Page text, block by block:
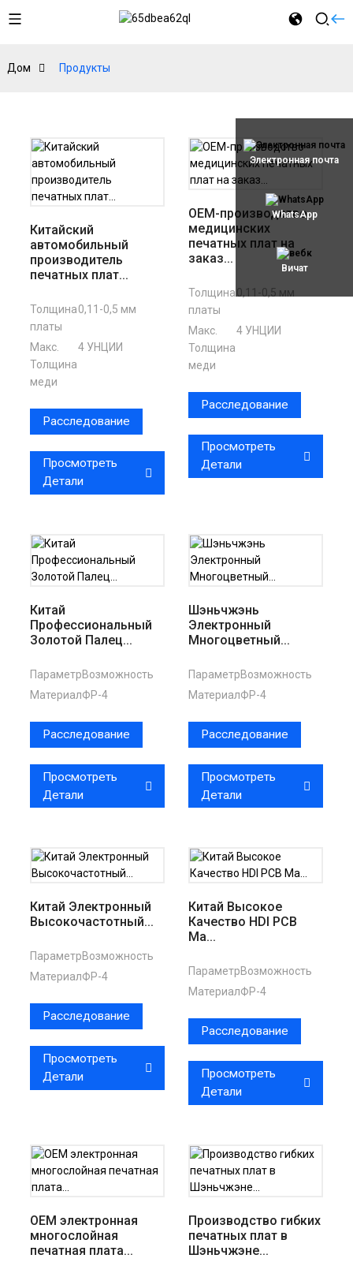
Электронная почта
WhatsApp
Вичат
Дом Продукты
Китайский
автомобильный
производитель
печатных плат...
Толщина
платы
0,11-0,5 мм
Макс.
Толщина
меди
4 УНЦИИ
Расследование
Просмотреть
Детали
OEM-производство
медицинских
печатных плат на
заказ...
Толщина
платы
0,11-0,5 мм
Макс.
Толщина
меди
4 УНЦИИ
Расследование
Просмотреть
Детали
Китай
Профессиональный
Золотой Палец...
ПараметрВозможность
МатериалФР-4
Расследование
Просмотреть
Детали
Шэньчжэнь
Электронный
Многоцветный...
ПараметрВозможность
МатериалФР-4
Расследование
Просмотреть
Детали
Китай Электронный
Высокочастотный...
ПараметрВозможность
МатериалФР-4
Расследование
Просмотреть
Детали
Китай Высокое
Качество HDI PCB
Ма...
ПараметрВозможность
МатериалФР-4
Расследование
Просмотреть
Детали
OEM электронная
многослойная
печатная плата...
Производство гибких
печатных плат в
Шэньчжэне...